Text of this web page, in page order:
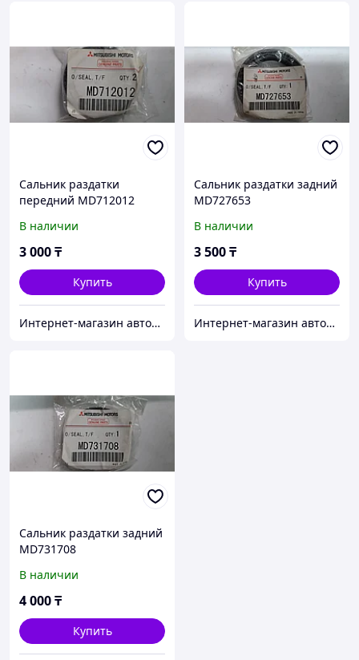
Сальник раздатки
передний MD712012
В наличии
3 000₸
Купить
Интернет-магазин автозапчастей Parts-shop.kz
Сальник раздатки задний
MD727653
В наличии
3 500₸
Купить
Интернет-магазин автозапчастей Parts-shop.kz
Сальник раздатки задний
MD731708
В наличии
4 000₸
Купить